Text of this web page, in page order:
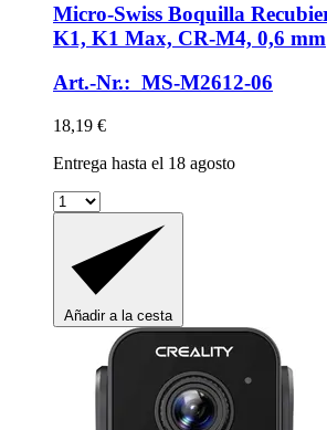
Micro-Swiss Boquilla
K1, K1 Max, CR-​M4, 0,6 mm
Art.-Nr.: MS-M2612-06
18,19 €
Entrega hasta el 18 agosto
Añadir a la cesta